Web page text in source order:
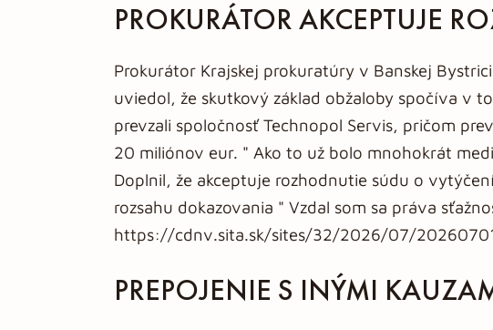
PROKURÁTOR AKCEPTUJE
Prokurátor Krajskej prokuratúry v Banskej
uviedol, že skutkový základ obžaloby spočíva v
prevzali spoločnosť Technopol Servis, pričom
20 miliónov eur. " Ako to už bolo mnohokrát
Doplnil, že akceptuje rozhodnutie súdu o
rozsahu dokazovania " Vzdal som sa práva
https://cdnv.sita.sk/sites/32/2026/07/
PREPOJENIE S INÝMI